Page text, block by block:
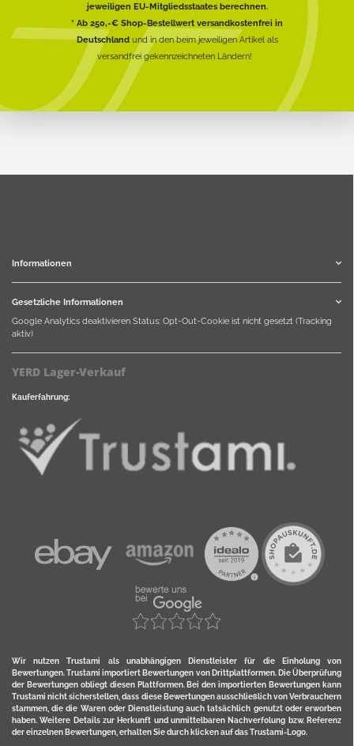
jeweiligen EU-Mitgliedsstaates berechnen.
* Ab 250,-€ Shop-Bestellwert versandkostenfrei in
Deutschlandund in den beim jeweiligen Artikel als
versandfrei gekennzeichneten Ländern!
Informationen
Gesetzliche Informationen
Google Analytics deaktivieren Status: Opt-Out-Cookie ist nicht gesetzt (Tracking
aktiv)
YERD Lager-Verkauf
Kauferfahrung:
Wir nutzen Trustami als unabhängigen Dienstleister für die Einholung von
Bewertungen. Trustami importiert Bewertungen von Drittplattformen. Die Überprüfung
der Bewertungen obliegt diesen Plattformen. Bei den importierten Bewertungen kann
Trustami nicht sicherstellen, dass diese Bewertungen ausschließlich von Verbrauchern
stammen, die die Waren oder Dienstleistung auch tatsächlich genutzt oder erworben
haben. Weitere Details zur Herkunft und unmittelbaren Nachverfolung bzw. Referenz
der einzelnen Bewertungen, erhalten Sie durch klicken auf das Trustami-Logo.